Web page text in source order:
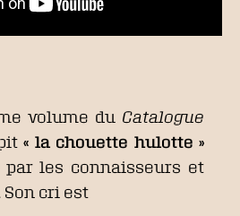
volume du Catalogue
« la chouette hulotte »
par les connaisseurs et
cri est